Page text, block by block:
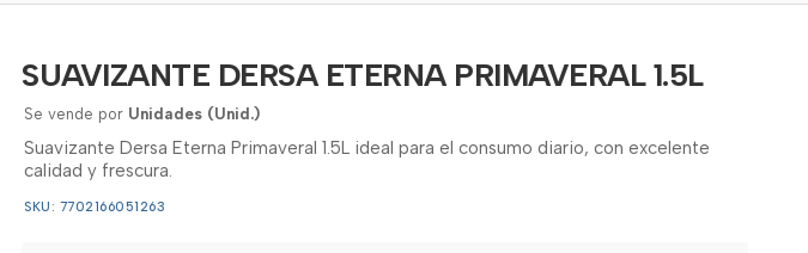
SUAVIZANTE DERSA ETERNA PRIMAVERAL 1.5L
Se vende por Unidades (Unid.)
Suavizante Dersa Eterna Primaveral 1.5L ideal para el consumo diario, con excelente
calidad y frescura.
SKU: 7702166051263